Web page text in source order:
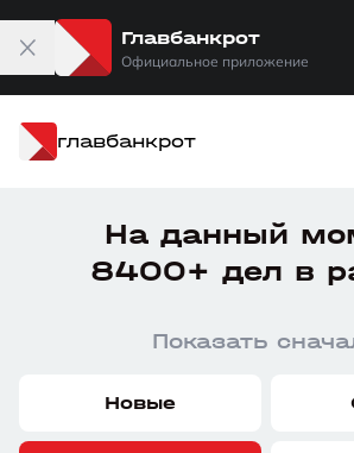
Главбанкрот
Официальное приложение
главбанкрот
На данный
8400+ дел в
Показать
Новые